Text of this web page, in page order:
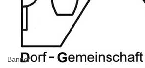
Banner